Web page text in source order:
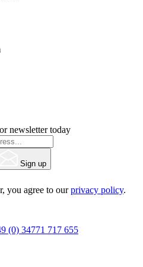
newsletter today
Sign up
you agree to ourprivacy policy.
(0) 34771 717 655